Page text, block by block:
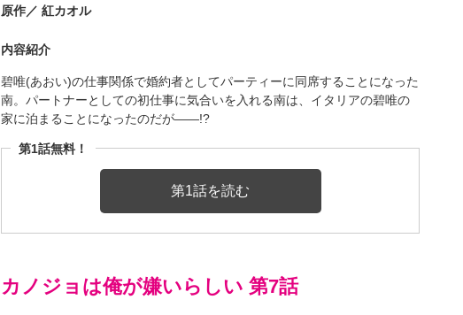
原作／ 紅カオル
内容紹介
碧唯(あおい)の仕事関係で婚約者としてパーティーに同席することになった
南。パートナーとしての初仕事に気合いを入れる南は、イタリアの碧唯の
家に泊まることになったのだが――!?
第1話無料！
第1話を読む
カノジョは俺が嫌いらしい 第7話